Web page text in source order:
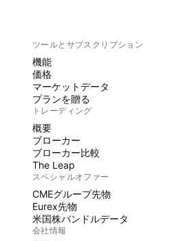
ツールとサブスクリプション
機能
価格
マーケットデータ
プランを贈る
トレーディング
概要
ブローカー
ブローカー比較
The Leap
スペシャルオファー
CMEグループ先物
Eurex先物
米国株バンドルデータ
会社情報